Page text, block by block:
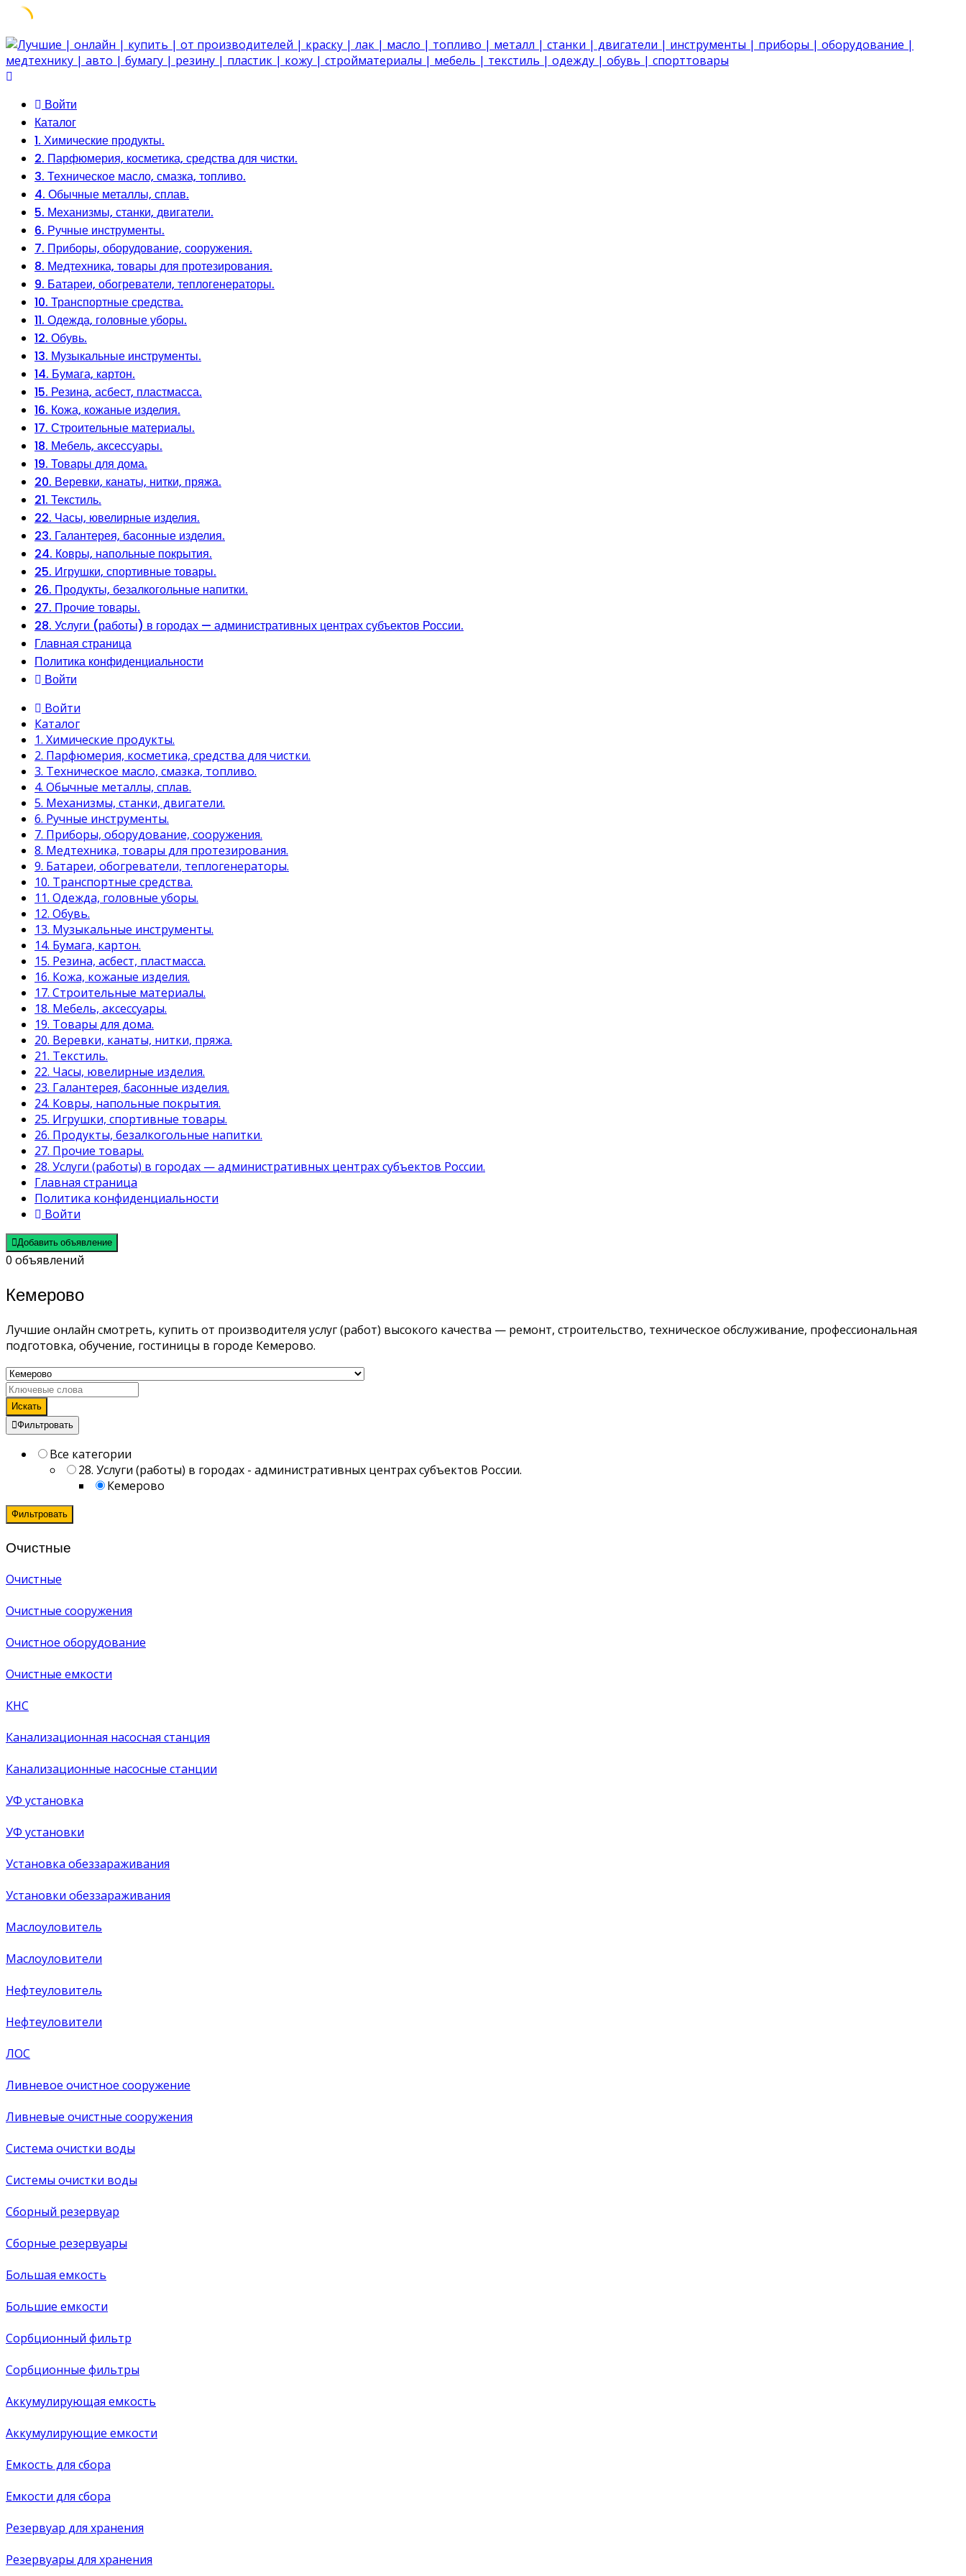
Skip
to
content
Войти
Каталог
1. Химические продукты.
2. Парфюмерия, косметика, средства для чистки.
3. Техническое масло, смазка, топливо.
4. Обычные металлы, сплав.
5. Механизмы, станки, двигатели.
6. Ручные инструменты.
7. Приборы, оборудование, сооружения.
8. Медтехника, товары для протезирования.
9. Батареи, обогреватели, теплогенераторы.
10. Транспортные средства.
11. Одежда, головные уборы.
12. Обувь.
13. Музыкальные инструменты.
14. Бумага, картон.
15. Резина, асбест, пластмасса.
16. Кожа, кожаные изделия.
17. Строительные материалы.
18. Мебель, аксессуары.
19. Товары для дома.
20. Веревки, канаты, нитки, пряжа.
21. Текстиль.
22. Часы, ювелирные изделия.
23. Галантерея, басонные изделия.
24. Ковры, напольные покрытия.
25. Игрушки, спортивные товары.
26. Продукты, безалкогольные напитки.
27. Прочие товары.
28. Услуги (работы) в городах — административных центрах субъектов России.
Главная страница
Политика конфиденциальности
Войти
Войти
Каталог
1. Химические продукты.
2. Парфюмерия, косметика, средства для чистки.
3. Техническое масло, смазка, топливо.
4. Обычные металлы, сплав.
5. Механизмы, станки, двигатели.
6. Ручные инструменты.
7. Приборы, оборудование, сооружения.
8. Медтехника, товары для протезирования.
9. Батареи, обогреватели, теплогенераторы.
10. Транспортные средства.
11. Одежда, головные уборы.
12. Обувь.
13. Музыкальные инструменты.
14. Бумага, картон.
15. Резина, асбест, пластмасса.
16. Кожа, кожаные изделия.
17. Строительные материалы.
18. Мебель, аксессуары.
19. Товары для дома.
20. Веревки, канаты, нитки, пряжа.
21. Текстиль.
22. Часы, ювелирные изделия.
23. Галантерея, басонные изделия.
24. Ковры, напольные покрытия.
25. Игрушки, спортивные товары.
26. Продукты, безалкогольные напитки.
27. Прочие товары.
28. Услуги (работы) в городах — административных центрах субъектов России.
Главная страница
Политика конфиденциальности
Войти
Добавить объявление
0 объявлений
Кемерово
Лучшие онлайн смотреть, купить от производителя услуг (работ) высокого качества — ремонт, строительство, техническое обслуживание, профессиональная
подготовка, обучение, гостиницы в городе Кемерово.
Искать
Фильтровать
Все категории
28. Услуги (работы) в городах - административных центрах субъектов России.
Кемерово
Фильтровать
Очистные
Очистные
Очистные сооружения
Очистное оборудование
Очистные емкости
КНС
Канализационная насосная станция
Канализационные насосные станции
УФ установка
УФ установки
Установка обеззараживания
Установки обеззараживания
Маслоуловитель
Маслоуловители
Нефтеуловитель
Нефтеуловители
ЛОС
Ливневое очистное сооружение
Ливневые очистные сооружения
Система очистки воды
Системы очистки воды
Сборный резервуар
Сборные резервуары
Большая емкость
Большие емкости
Сорбционный фильтр
Сорбционные фильтры
Аккумулирующая емкость
Аккумулирующие емкости
Емкость для сбора
Емкости для сбора
Резервуар для хранения
Резервуары для хранения